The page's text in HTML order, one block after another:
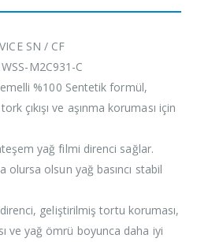
SN / CF
M2C931-C
%100 Sentetik formül,
çıkışı ve aşınma koruması için
yağ filmi direnci sağlar.
olursa olsun yağ basıncı stabil
geliştirilmiş tortu koruması,
ve yağ ömrü boyunca daha iyi